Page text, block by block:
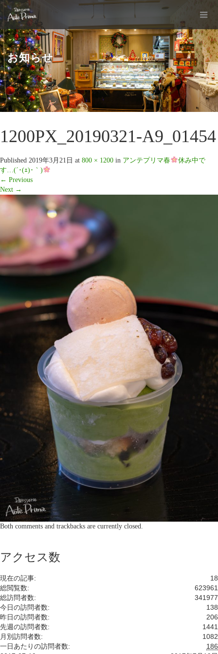
お知らせ
1200PX_20190321-A9_01454
Published 2019年3月21日 at 800 × 1200 in アンテプリマ春
休み中で
す…(´･(ｪ)･｀)
← Previous
Next →
Both comments and trackbacks are currently closed.
アクセス数
18
現在の記事:
623961
総閲覧数:
341977
総訪問者数:
138
今日の訪問者数:
206
昨日の訪問者数:
1441
先週の訪問者数:
1082
月別訪問者数:
186
一日あたりの訪問者数: